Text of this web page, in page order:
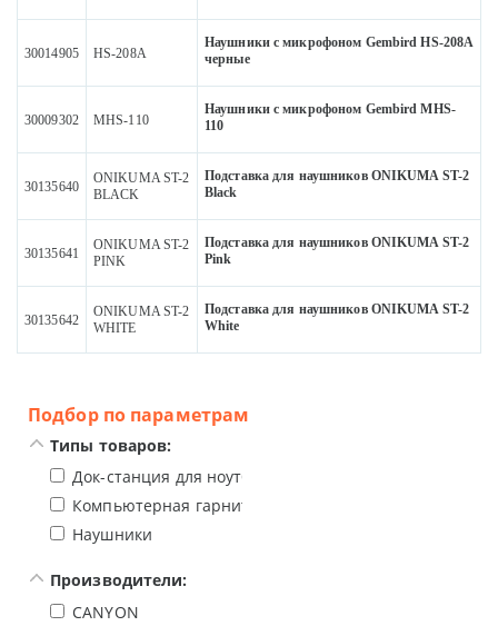
30014905 HS-208A
Наушники с микрофоном Gembird HS-208A
черные
30009302 MHS-110
Наушники с микрофоном Gembird MHS-
110
30135640
ONIKUMA ST-2
BLACK
Подставка для наушников ONIKUMA ST-2
Black
30135641
ONIKUMA ST-2
PINK
Подставка для наушников ONIKUMA ST-2
Pink
30135642
ONIKUMA ST-2
WHITE
Подставка для наушников ONIKUMA ST-2
White
Подбор по параметрам
Типы товаров:
Док-станция для ноутбука
Компьютерная гарнитура
Наушники
Производители:
CANYON